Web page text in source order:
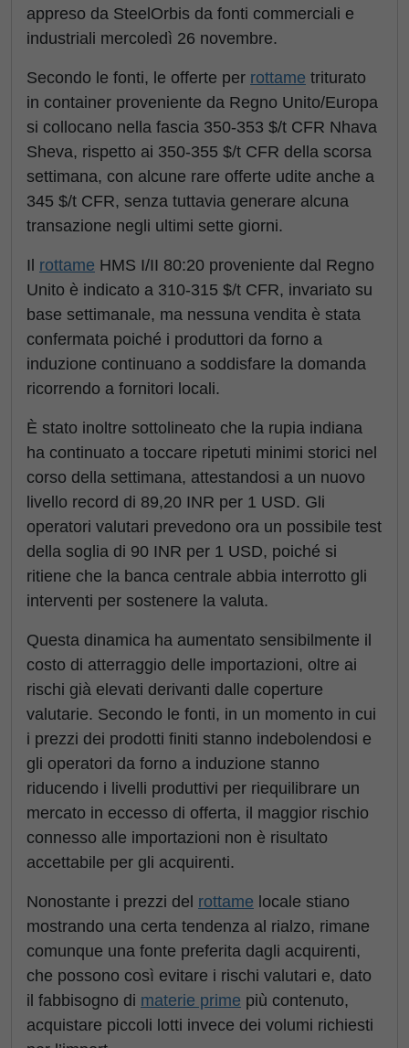
appreso da SteelOrbis da fonti commerciali e
industriali mercoledì 26 novembre.
Secondo le fonti, le offerte per rottame triturato
in container proveniente da Regno Unito/Europa
si collocano nella fascia 350-353 $/t CFR Nhava
Sheva, rispetto ai 350-355 $/t CFR della scorsa
settimana, con alcune rare offerte udite anche a
345 $/t CFR, senza tuttavia generare alcuna
transazione negli ultimi sette giorni.
Il rottame HMS I/II 80:20 proveniente dal Regno
Unito è indicato a 310-315 $/t CFR, invariato su
base settimanale, ma nessuna vendita è stata
confermata poiché i produttori da forno a
induzione continuano a soddisfare la domanda
ricorrendo a fornitori locali.
È stato inoltre sottolineato che la rupia indiana
ha continuato a toccare ripetuti minimi storici nel
corso della settimana, attestandosi a un nuovo
livello record di 89,20 INR per 1 USD. Gli
operatori valutari prevedono ora un possibile test
della soglia di 90 INR per 1 USD, poiché si
ritiene che la banca centrale abbia interrotto gli
interventi per sostenere la valuta.
Questa dinamica ha aumentato sensibilmente il
costo di atterraggio delle importazioni, oltre ai
rischi già elevati derivanti dalle coperture
valutarie. Secondo le fonti, in un momento in cui
i prezzi dei prodotti finiti stanno indebolendosi e
gli operatori da forno a induzione stanno
riducendo i livelli produttivi per riequilibrare un
mercato in eccesso di offerta, il maggior rischio
connesso alle importazioni non è risultato
accettabile per gli acquirenti.
Nonostante i prezzi del rottame locale stiano
mostrando una certa tendenza al rialzo, rimane
comunque una fonte preferita dagli acquirenti,
che possono così evitare i rischi valutari e, dato
il fabbisogno di materie prime più contenuto,
acquistare piccoli lotti invece dei volumi richiesti